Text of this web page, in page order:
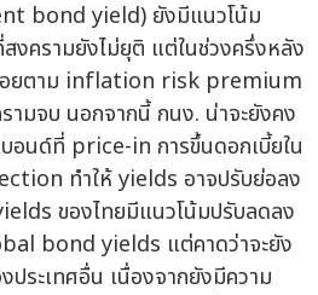
bond yield) ยังมีแนวโน้ม
งครามยังไม่ยุติ แต่ในช่วงครึ่งหลัง
อยตาม inflation risk premium
ามจบ นอกจากนี้ กนง. น่าจะยังคง
อนด์ที่ price-in การขึ้นดอกเบี้ยใน
ทำให้ yields อาจปรับย่อลง
ของไทยมีแนวโน้มปรับลดลง
bond yields แต่คาดว่าจะยัง
ระเทศอื่น เนื่องจากยังมีความ